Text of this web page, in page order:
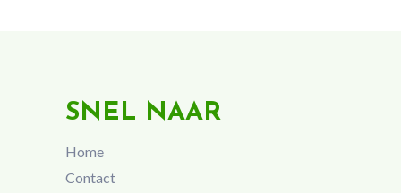
SNEL NAAR
Home
Contact